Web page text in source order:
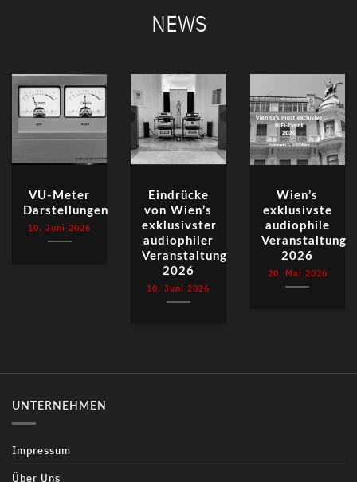
NEWS
VU-Meter
Darstellungen
10. Juni 2026
Eindrücke
von Wien’s
exklusivster
audiophiler
Veranstaltung
2026
10. Juni 2026
Wien’s
exklusivste
audiophile
Veranstaltung
2026
20. Mai 2026
UNTERNEHMEN
Impressum
Über Uns